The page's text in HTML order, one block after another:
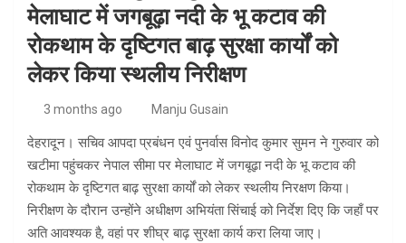
मेलाघाट में जगबूढ़ा नदी के भू कटाव की
रोकथाम के दृष्टिगत बाढ़ सुरक्षा कार्यों को
लेकर किया स्थलीय निरीक्षण
3 months ago Manju Gusain
देहरादून। सचिव आपदा प्रबंधन एवं पुनर्वास विनोद कुमार सुमन ने गुरुवार को
खटीमा पहुंचकर नेपाल सीमा पर मेलाघाट में जगबूढ़ा नदी के भू कटाव की
रोकथाम के दृष्टिगत बाढ़ सुरक्षा कार्यों को लेकर स्थलीय निरक्षण किया।
निरीक्षण के दौरान उन्होंने अधीक्षण अभियंता सिंचाई को निर्देश दिए कि जहाँ पर
अति आवश्यक है, वहां पर शीघ्र बाढ़ सुरक्षा कार्य करा लिया जाए।